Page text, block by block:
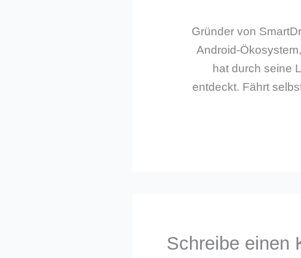
Gründer von
Android-
hat durch seine
entdeckt. Fährt
Schreibe einen